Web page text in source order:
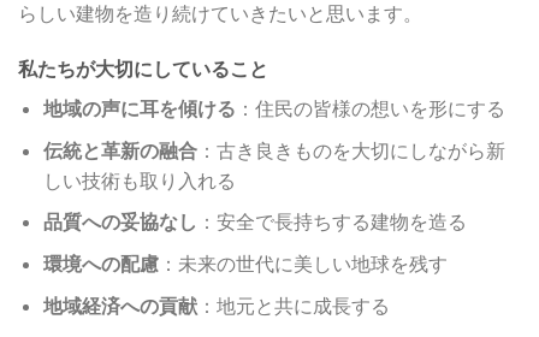
らしい建物を造り続けていきたいと思います。
私たちが大切にしていること
地域の声に耳を傾ける ：住民の皆様の想いを形にする
伝統と革新の融合：古き良きものを大切にしながら新
しい技術も取り入れる
品質への妥協なし ：安全で長持ちする建物を造る
環境への配慮：未来の世代に美しい地球を残す
地域経済への貢献：地元と共に成長する